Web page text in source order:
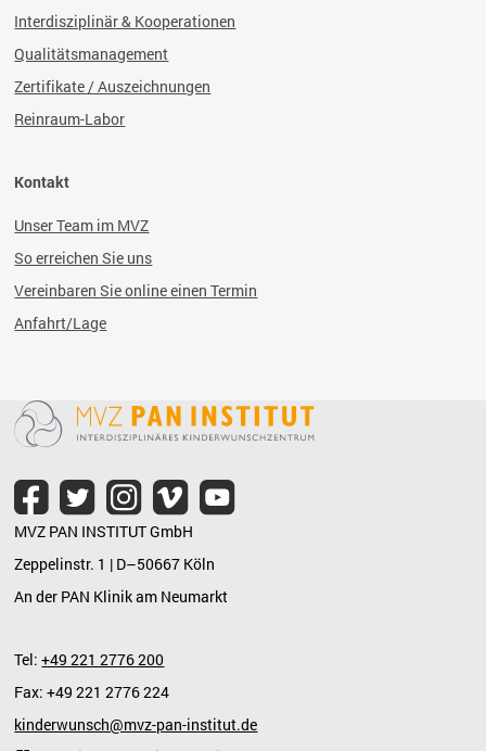
Interdisziplinär & Kooperationen
Qualitätsmanagement
Zertifikate / Auszeichnungen
Reinraum-Labor
Kontakt
Unser Team im MVZ
So erreichen Sie uns
Vereinbaren Sie online einen Termin
Anfahrt/Lage
MVZ PAN INSTITUT GmbH
Zeppelinstr. 1 | D–50667 Köln
An der PAN Klinik am Neumarkt
Tel:+49 221 2776 200
Fax: +49 221 2776 224
kinderwunsch@mvz-pan-institut.de